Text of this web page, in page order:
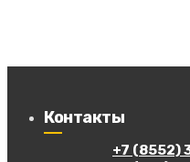
Контакты
+7 (8552)